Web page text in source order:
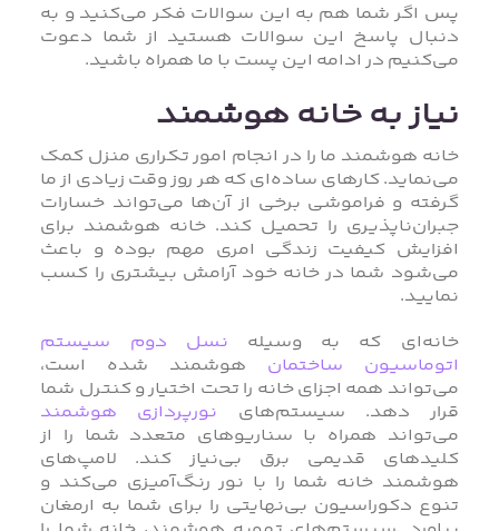
پس اگر شما هم به این سوالات فکر می‌کنید و به
دنبال پاسخ این سوالات هستید از شما دعوت
می‌کنیم در ادامه این پست با ما همراه باشید.
نیاز به خانه‌ هوشمند
خانه هوشمند ما را در انجام امور تکراری منزل کمک
می‌نماید. کارهای ساده‌ای که هر روز وقت زیادی از ما
گرفته و فراموشی برخی از آن‌ها می‌تواند خسارات
جبران‌ناپذیری را تحمیل کند. خانه هوشمند برای
افزایش کیفیت زندگی امری مهم بوده و باعث
می‌شود شما در خانه خود آرامش بیشتری را کسب
نمایید.
خانه‌ای که به وسیله نسل دوم سیستم
اتوماسیون ساختمان هوشمند شده است،
می‌تواند همه اجزای خانه را تحت اختیار و کنترل شما
قرار دهد. سیستم‌های نورپردازی هوشمند
می‌تواند همراه با سناریوهای متعدد شما را از
کلیدهای قدیمی برق بی‌نیاز کند. لامپ‌های
هوشمند خانه شما را با نور رنگ‌آمیزی می‌کند و
تنوع دکوراسیون بی‌نهایتی را برای شما به ارمغان